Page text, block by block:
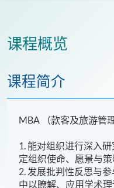
课程概览
课程简介
MBA （款客及旅游管
1. 能对组织进行深入
定组织使命、愿景与策
2. 发展批判性反思与
中以瞭解、应用学术理